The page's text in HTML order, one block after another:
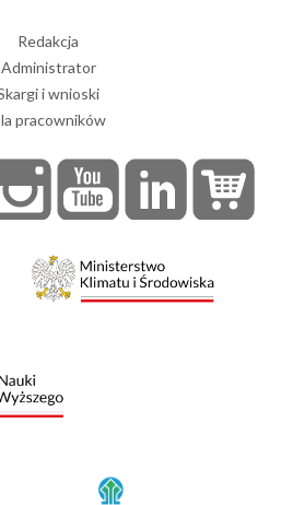
Redakcja
Administrator
i wnioski
pracowników